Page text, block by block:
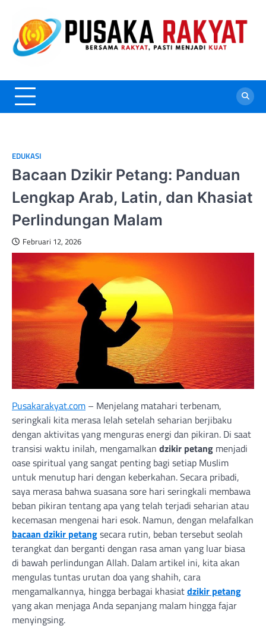
content
EDUKASI
Bacaan Dzikir Petang: Panduan
Lengkap Arab, Latin, dan Khasiat
Perlindungan Malam
Februari 12, 2026
Pusakarakyat.com – Menjelang matahari terbenam,
seringkali kita merasa lelah setelah seharian berjibaku
dengan aktivitas yang menguras energi dan pikiran. Di saat
transisi waktu inilah, mengamalkan dzikir petang menjadi
oase spiritual yang sangat penting bagi setiap Muslim
untuk menutup hari dengan keberkahan. Secara pribadi,
saya merasa bahwa suasana sore hari seringkali membawa
beban pikiran tentang apa yang telah terjadi seharian atau
kecemasan mengenai hari esok. Namun, dengan melafalkan
bacaan dzikir petangsecara rutin, beban tersebut seolah
terangkat dan berganti dengan rasa aman yang luar biasa
di bawah perlindungan Allah. Dalam artikel ini, kita akan
mengulas tuntas urutan doa yang shahih, cara
mengamalkannya, hingga berbagai khasiatdzikir petang
yang akan menjaga Anda sepanjang malam hingga fajar
menyingsing.